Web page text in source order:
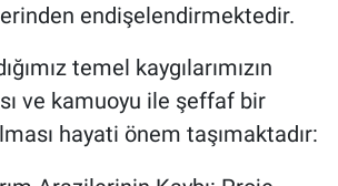
endişelendirmektedir.
temel kaygılarımızın
ve kamuoyu ile şeffaf bir
hayati önem taşımaktadır: